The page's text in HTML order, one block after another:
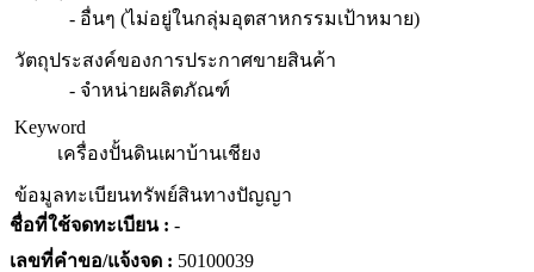
- อื่นๆ (ไม่อยู่ในกลุ่มอุตสาหกรรมเป้าหมาย)
วัตถุประสงค์ของการประกาศขายสินค้า
- จำหน่ายผลิตภัณฑ์
Keyword
เครื่องปั้นดินเผาบ้านเชียง
ข้อมูลทะเบียนทรัพย์สินทางปัญญา
ชื่อที่ใช้จดทะเบียน : -
เลขที่คำขอ/แจ้งจด : 50100039